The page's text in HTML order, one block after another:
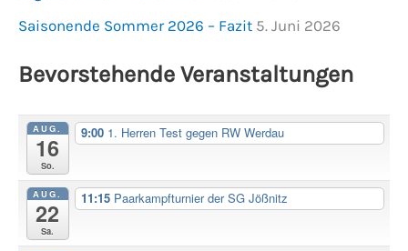
Saisonende Sommer 2026 – Fazit 5. Juni 2026
Bevorstehende Veranstaltungen
AUG.
16
So.
9:00 1. Herren Test gegen RW Werdau
AUG.
22
Sa.
11:15 Paarkampfturnier der SG Jößnitz